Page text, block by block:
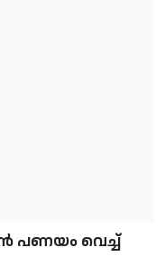
പണയം വെച്ച്